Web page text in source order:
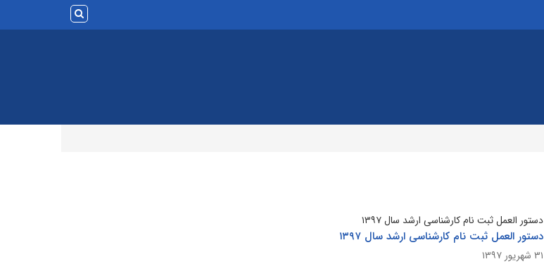
دستور العمل ثبت نام کارشناسی ارشد سال ۱۳۹۷
دستور العمل ثبت نام کارشناسی ارشد سال ۱۳۹۷
۳۱ شهریور ۱۳۹۷